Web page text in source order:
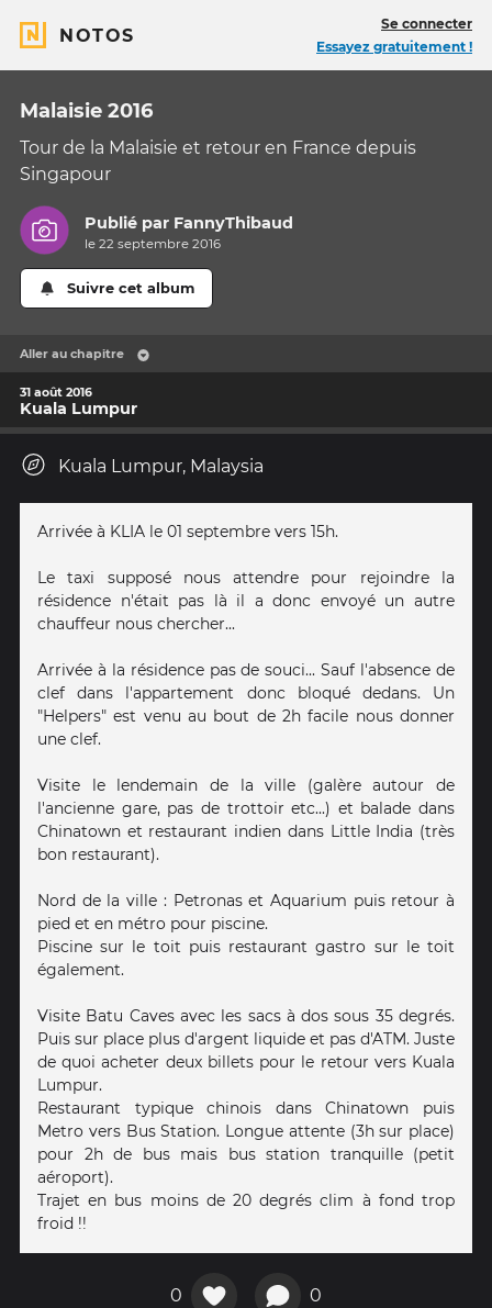
NOTOS
Se connecter
Essayez gratuitement !
Malaisie 2016
Tour de la Malaisie et retour en France depuis
Singapour
Publié par FannyThibaud
le 22 septembre 2016
Suivre cet album
Aller au chapitre
31 août 2016
Kuala Lumpur
Kuala Lumpur, Malaysia
Arrivée à KLIA le 01 septembre vers 15h.
Le taxi supposé nous attendre pour rejoindre la
résidence n'était pas là il a donc envoyé un autre
chauffeur nous chercher...
Arrivée à la résidence pas de souci... Sauf l'absence de
clef dans l'appartement donc bloqué dedans. Un
"Helpers" est venu au bout de 2h facile nous donner
une clef.
Visite le lendemain de la ville (galère autour de
l'ancienne gare, pas de trottoir etc...) et balade dans
Chinatown et restaurant indien dans Little India (très
bon restaurant).
Nord de la ville : Petronas et Aquarium puis retour à
pied et en métro pour piscine.
Piscine sur le toit puis restaurant gastro sur le toit
également.
Visite Batu Caves avec les sacs à dos sous 35 degrés.
Puis sur place plus d'argent liquide et pas d'ATM. Juste
de quoi acheter deux billets pour le retour vers Kuala
Lumpur.
Restaurant typique chinois dans Chinatown puis
Metro vers Bus Station. Longue attente (3h sur place)
pour 2h de bus mais bus station tranquille (petit
aéroport).
Trajet en bus moins de 20 degrés clim à fond trop
froid !!
0 0